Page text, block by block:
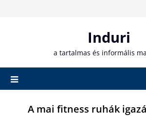
Induri
a tartalmas és informális
A mai fitness ruhák